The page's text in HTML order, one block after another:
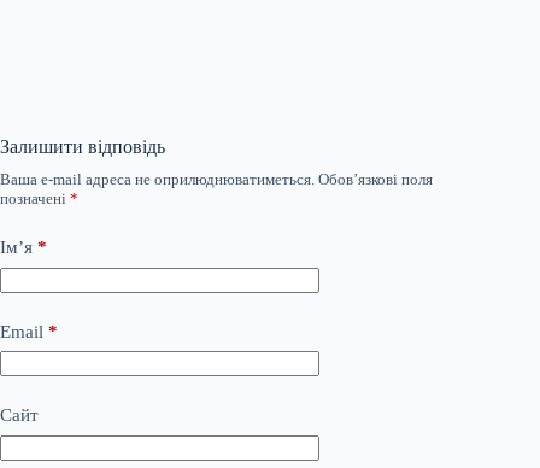
Залишити відповідь
Ваша e-mail адреса не оприлюднюватиметься. Обов’язкові поля
позначені *
Ім’я *
Email *
Сайт